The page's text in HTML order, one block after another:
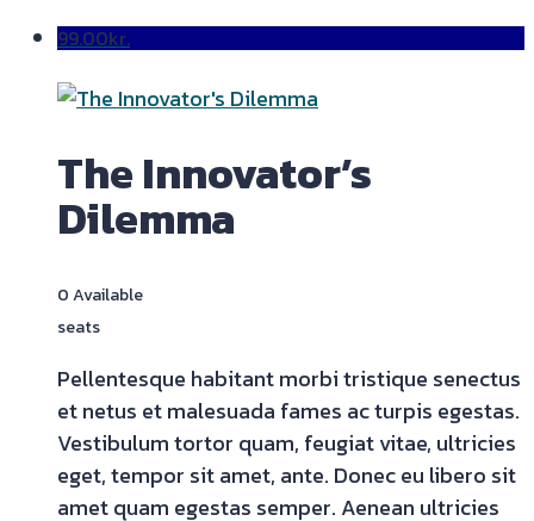
99.00kr.
The Innovator’s
Dilemma
0 Available
seats
Pellentesque habitant morbi tristique senectus
et netus et malesuada fames ac turpis egestas.
Vestibulum tortor quam, feugiat vitae, ultricies
eget, tempor sit amet, ante. Donec eu libero sit
amet quam egestas semper. Aenean ultricies